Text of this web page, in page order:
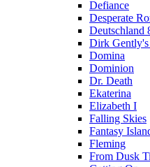
Defiance
Desperate
Deutschland
Dirk
Domina
Dominion
Dr. Death
Ekaterina
Elizabeth I
Falling Skies
Fantasy
Fleming
From Dusk